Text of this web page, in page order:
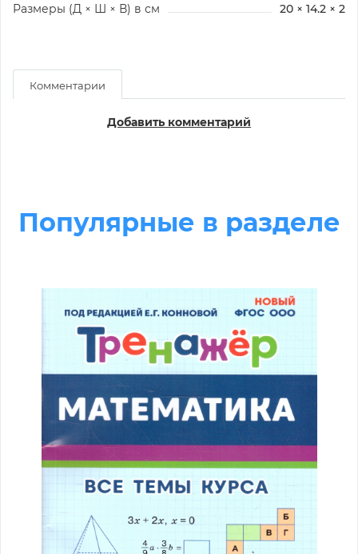
Размеры (Д × Ш × В) в см 20 × 14.2 × 2
Комментарии
Добавить комментарий
Популярные в разделе